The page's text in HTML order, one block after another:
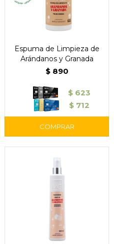
Espuma de Limpieza de
Arándanos y Granada
$ 890
$ 623
$ 712